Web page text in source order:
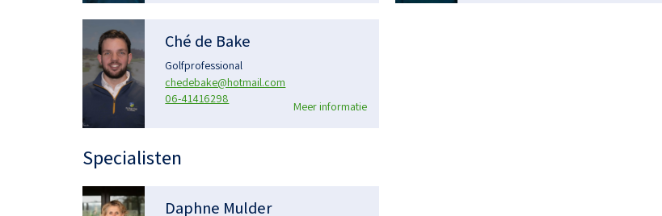
Ché de Bake
Golfprofessional
chedebake@hotmail.com
06-41416298
Meer informatie
Specialisten
Daphne Mulder